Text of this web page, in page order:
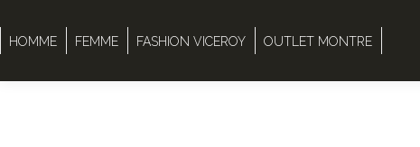
HOMME FEMME FASHION VICEROY OUTLET MONTRE